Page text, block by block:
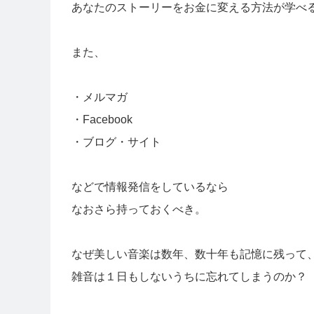
あなたのストーリーをお金に変える方法が学べ
また、
・メルマガ
・Facebook
・ブログ・サイト
などで情報発信をしているなら
なおさら持っておくべき。
なぜ美しい音楽は数年、数十年も記憶に残って、
雑音は１日もしないうちに忘れてしまうのか？